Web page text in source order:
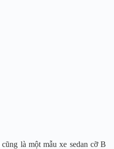
cũng là một mẫu xe sedan cỡ B